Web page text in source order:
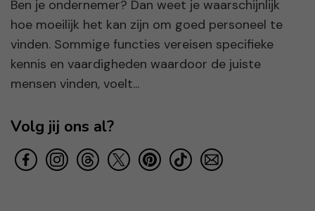
Ben je ondernemer? Dan weet je waarschijnlijk
hoe moeilijk het kan zijn om goed personeel te
vinden. Sommige functies vereisen specifieke
kennis en vaardigheden waardoor de juiste
mensen vinden, voelt...
Volg jij ons al?